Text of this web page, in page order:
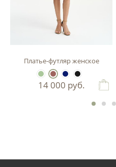
Платье-футляр женское
14 000 руб.